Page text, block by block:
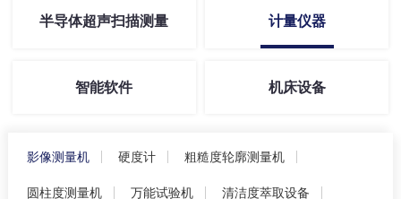
半导体超声扫描测量 计量仪器
智能软件 机床设备
影像测量机 硬度计 粗糙度轮廓测量机
圆柱度测量机 万能试验机 清洁度萃取设备